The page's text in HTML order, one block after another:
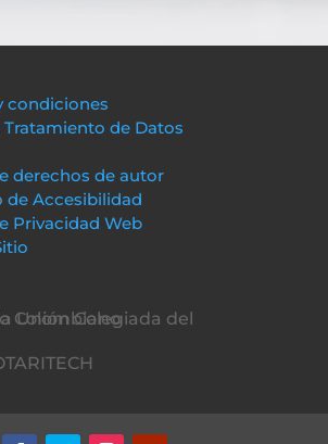
condiciones
Tratamiento de Datos
derechos de autor
de Accesibilidad
Privacidad Web